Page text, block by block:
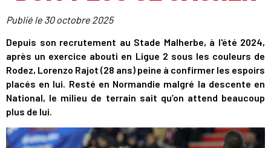
Publié le 30 octobre 2025
Depuis son recrutement au Stade Malherbe, à l'été 2024,
après un exercice abouti en Ligue 2 sous les couleurs de
Rodez, Lorenzo Rajot (28 ans) peine à confirmer les espoirs
placés en lui. Resté en Normandie malgré la descente en
National, le milieu de terrain sait qu’on attend beaucoup
plus de lui.